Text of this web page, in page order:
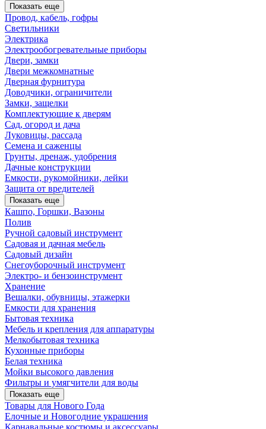
Показать еще
Провод, кабель, гофры
Светильники
Электрика
Электрообогревательные приборы
Двери, замки
Двери межкомнатные
Дверная фурнитура
Доводчики, ограничители
Замки, защелки
Комплектующие к дверям
Сад, огород и дача
Луковицы, рассада
Семена и саженцы
Грунты, дренаж, удобрения
Дачные конструкции
Емкости, рукомойники, лейки
Защита от вредителей
Показать еще
Кашпо, Горшки, Вазоны
Полив
Ручной садовый инструмент
Садовая и дачная мебель
Садовый дизайн
Снегоуборочный инструмент
Электро- и бензоинструмент
Хранение
Вешалки, обувницы, этажерки
Емкости для хранения
Бытовая техника
Мебель и крепления для аппаратуры
Мелкобытовая техника
Кухонные приборы
Белая техника
Мойки высокого давления
Фильтры и умягчители для воды
Показать еще
Товары для Нового Года
Елочные и Новогодние украшения
Карнавальные костюмы и аксессуары